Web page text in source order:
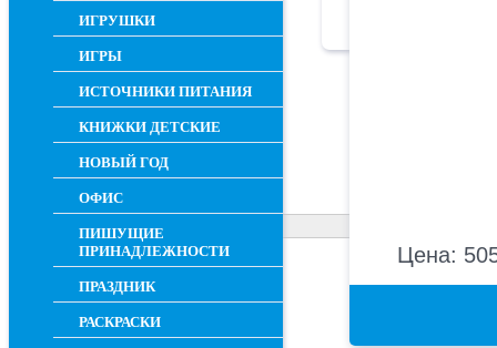
ИГРУШКИ
ИГРЫ
ИСТОЧНИКИ ПИТАНИЯ
КНИЖКИ ДЕТСКИЕ
НОВЫЙ ГОД
ОФИС
ПИШУЩИЕ
ПРИНАДЛЕЖНОСТИ
ПРАЗДНИК
РАСКРАСКИ
Цена: